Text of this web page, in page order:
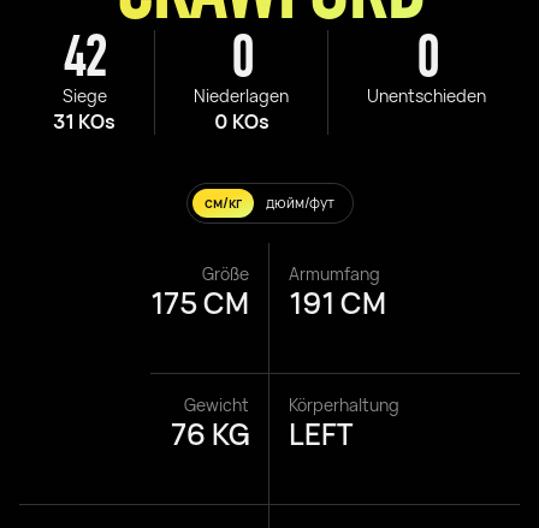
42
Siege
31 KOs
0
Niederlagen
0 KOs
0
Unentschieden
см/кг дюйм/фут
Größe
175 CM
Armumfang
191 CM
Gewicht
76 KG
Körperhaltung
LEFT